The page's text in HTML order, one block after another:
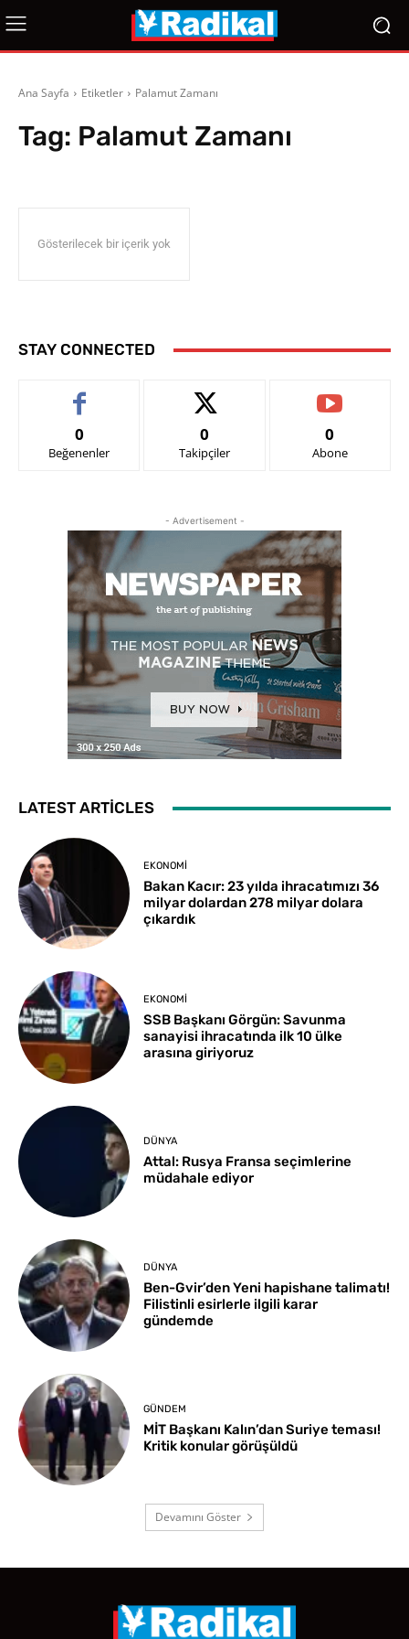
Ana Sayfa Etiketler Palamut Zamanı
Tag: Palamut Zamanı
Gösterilecek bir içerik yok
STAY CONNECTED
0
Beğenenler
0
Takipçiler
0
Abone
- Advertisement -
LATEST ARTICLES
EKONOMI
Bakan Kacır: 23 yılda ihracatımızı 36
milyar dolardan 278 milyar dolara
çıkardık
EKONOMI
SSB Başkanı Görgün: Savunma
sanayisi ihracatında ilk 10 ülke
arasına giriyoruz
DÜNYA
Attal: Rusya Fransa seçimlerine
müdahale ediyor
DÜNYA
Ben-Gvir’den Yeni hapishane talimatı!
Filistinli esirlerle ilgili karar
gündemde
GÜNDEM
MİT Başkanı Kalın’dan Suriye teması!
Kritik konular görüşüldü
Devamını Göster